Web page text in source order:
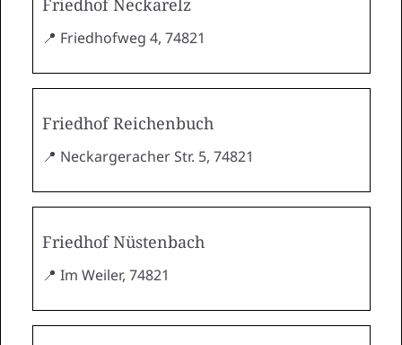
📍 Friedhofweg 4, 74821
Friedhof Reichenbuch
📍 Neckargeracher Str. 5, 74821
Friedhof Nüstenbach
📍 Im Weiler, 74821